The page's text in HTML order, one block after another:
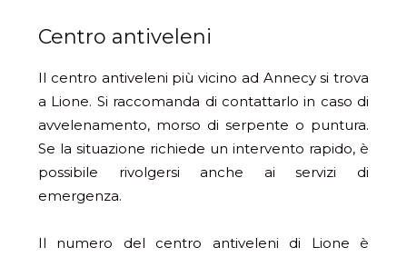
Centro antiveleni
Il centro antiveleni più vicino ad Annecy si trova
a Lione. Si raccomanda di contattarlo in caso di
avvelenamento, morso di serpente o puntura.
Se la situazione richiede un intervento rapido, è
possibile rivolgersi anche ai servizi di
emergenza.
Il numero del centro antiveleni di Lione è